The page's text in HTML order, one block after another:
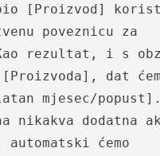
[Proizvod]
poveznicu za
rezultat, i s
dat
mjesec/popust].
nikakva dodatna
ćemo